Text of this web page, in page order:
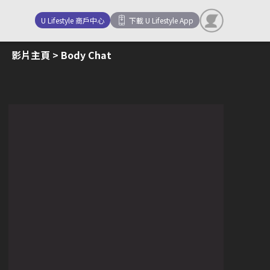
U Lifestyle 商戶中心 下載 U Lifestyle App
影片主頁 > Body Chat